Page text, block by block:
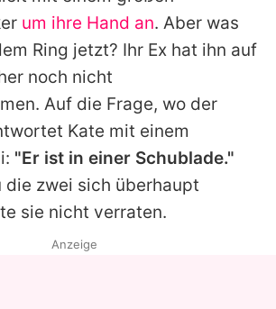
um ihre Hand an. Aber was
Ring jetzt? Ihr Ex hat ihn auf
noch nicht
Auf die Frage, wo der
Kate mit einem
"Er ist in einer Schublade."
die zwei sich überhaupt
sie nicht verraten.
Anzeige